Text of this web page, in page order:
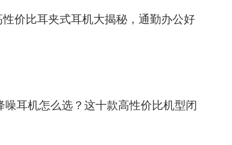
高精度的纳米蚀刻工艺，为用户提供了更加高清、细腻、舒
光屏为完美载体，为用户带来全新的平板生产力体验。这款
新品大咖秀的到来。
性价比耳夹式耳机大揭秘，通勤办公好
噪耳机怎么选？这十款高性价比机型闭